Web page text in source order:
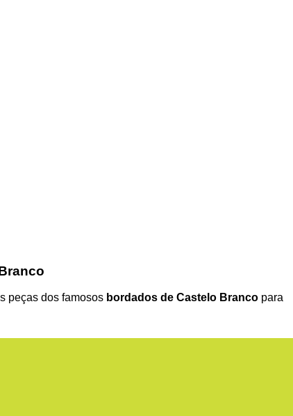
peças dos famosos bordados de Castelo Branco para